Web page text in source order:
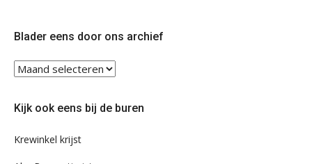
Blader eens door ons archief
Blader
eens
ons
Kijk ook eens bij de buren
Krewinkel krijst